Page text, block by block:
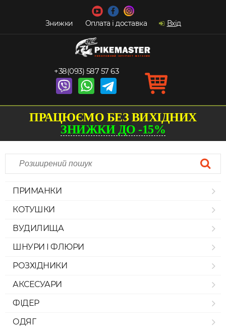
Знижки Оплата і доставка Вхід
+38(093) 587 57 63
ПРАЦЮЄМО БЕЗ ВИХІДНИХ
ЗНИЖКИ ДО -15%
ПРИМАНКИ
КОТУШКИ
ВУДИЛИЩА
ШНУРИ І ФЛЮРИ
РОЗХІДНИКИ
АКСЕСУАРИ
ФІДЕР
ОДЯГ